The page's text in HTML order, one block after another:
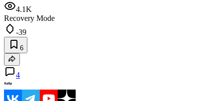
4.1K
Recovery Mode
-39
6
4